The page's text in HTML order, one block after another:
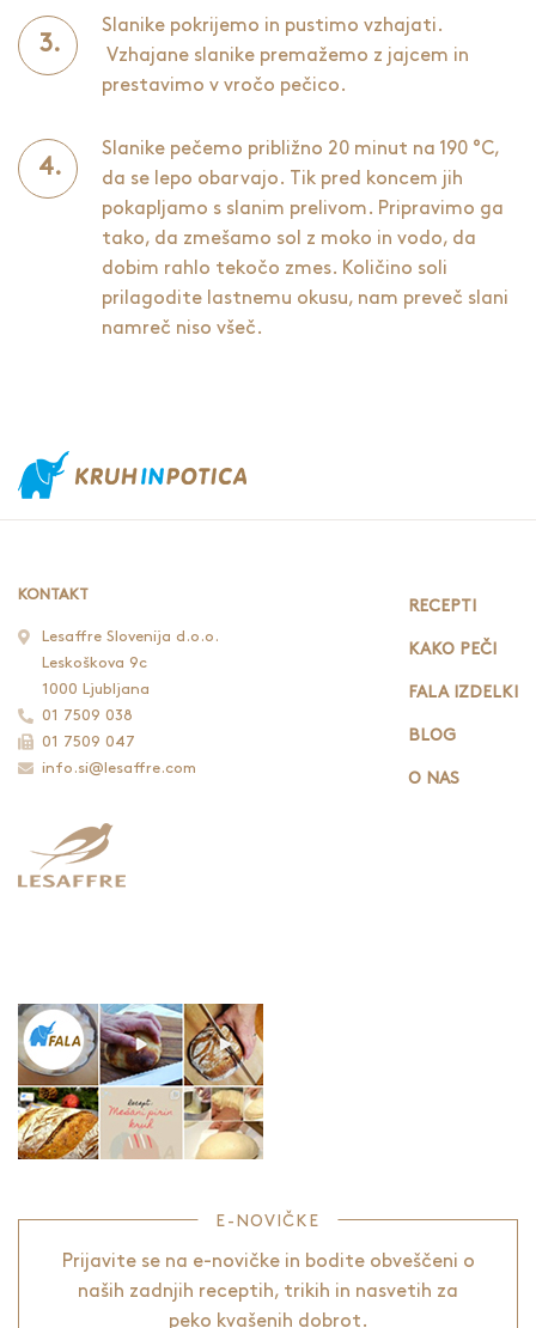
Slanike pokrijemo in pustimo vzhajati.
Vzhajane slanike premažemo z jajcem in
prestavimo v vročo pečico.
Slanike pečemo približno 20 minut na 190 °C,
da se lepo obarvajo. Tik pred koncem jih
pokapljamo s slanim prelivom. Pripravimo ga
tako, da zmešamo sol z moko in vodo, da
dobim rahlo tekočo zmes. Količino soli
prilagodite lastnemu okusu, nam preveč slani
namreč niso všeč.
KONTAKT
Lesaffre Slovenija d.o.o.
Leskoškova 9c
1000 Ljubljana
01 7509 038
01 7509 047
info.si@lesaffre.com
RECEPTI
KAKO PEČI
FALA IZDELKI
BLOG
O NAS
E-NOVIČKE
Prijavite se na e-novičke in bodite obveščeni o
naših zadnjih receptih, trikih in nasvetih za
peko kvašenih dobrot.